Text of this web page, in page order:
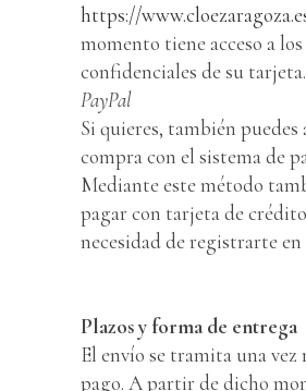
https://
momento tiene acceso a
confidenciales de su tarjeta.
PayPal
Si quieres, también
compra con el sistema de
Mediante este método
pagar con tarjeta de
necesidad de registrarte en
Plazos y forma de entrega
El envío se tramita una vez
pago. A partir de dicho